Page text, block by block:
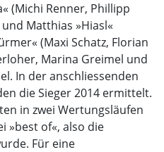
(Michi Renner, Phillipp
Matthias »Hiasl«
(Maxi Schatz, Florian
Marina Greimel und
In der anschliessenden
die Sieger 2014 ermittelt.
in zwei Wertungsläufen
»best of«, also die
Für eine